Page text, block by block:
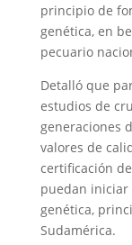
principio de
genética, en
pecuario
Detalló que
estudios de
generaciones
valores de
certificación
puedan iniciar
genética,
Sudamérica.